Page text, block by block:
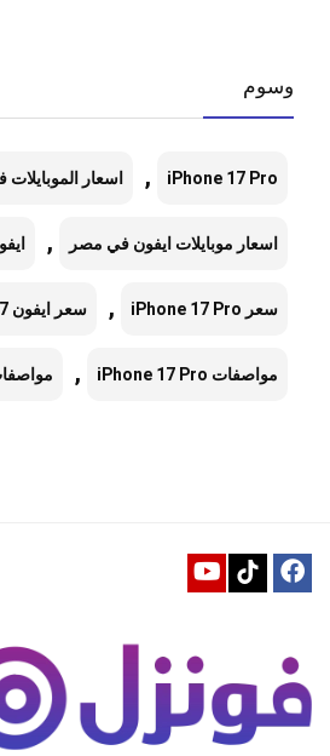
وسوم
iPhone 17 Pro
, اسعار
اسعار موبايلات ايفون في مصر , ايفون
سعر iPhone 17 Pro , سعر ايفون 17 برو
مواصفات iPhone 17 Pro , مواصفات